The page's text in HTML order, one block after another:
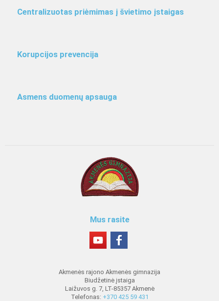
Centralizuotas priėmimas į švietimo įstaigas
Korupcijos prevencija
Asmens duomenų apsauga
Mus rasite
Akmenės rajono Akmenės gimnazija
Biudžetinė įstaiga
Laižuvos g. 7, LT-85357 Akmenė
Telefonas: +370 425 59 431